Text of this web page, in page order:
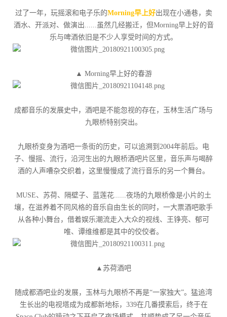
过了一年，玩摇滚和电子乐的Morning早上好出现在小通巷，卖
酒水、开派对、做演出......虽然几经搬迁，但Morning早上好的音
乐与啤酒依旧是不少人享受时间的方式。
▲ Morning早上好的春游
成都音乐的发展史中，酒吧是不能忽视的存在，玉林生活广场与
九眼桥特别突出。
九眼桥变身为酒吧一条街的历史，可以追溯到2004年前后。电
子、慢摇、流行，沿河生出的九眼桥酒吧片区里，音乐声与喝醉
酒的人声嘈杂交织着，这里慢慢成了流行音乐的另一个舞台。
MUSE、苏荷、隔壁子、蓝莲花......夜场的九眼桥像是小片的土
壤，在滋养着不同风格的音乐自由生长的同时，一大票酒吧歌手
从各种小舞台，借着娱乐潮流走入大众的视线、王铮亮、郁可
唯、谭维维都是其中的佼佼者。
▲苏荷酒吧
随成都酒吧业的发展，玉林与九眼桥不再是“一家独大”。猛追湾
生长出的电视塔成为成都新地标，339在几番摸索后，终于在